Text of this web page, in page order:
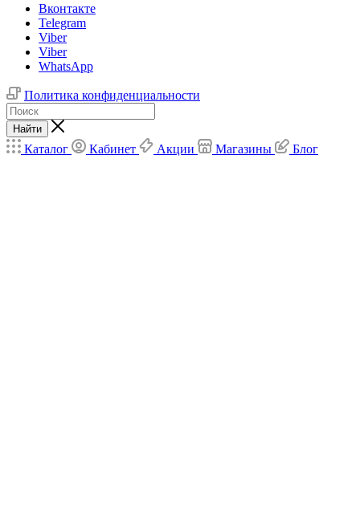
Вконтакте
Telegram
Viber
Viber
WhatsApp
Политика конфиденциальности
Найти
Каталог Кабинет Акции Магазины Блог